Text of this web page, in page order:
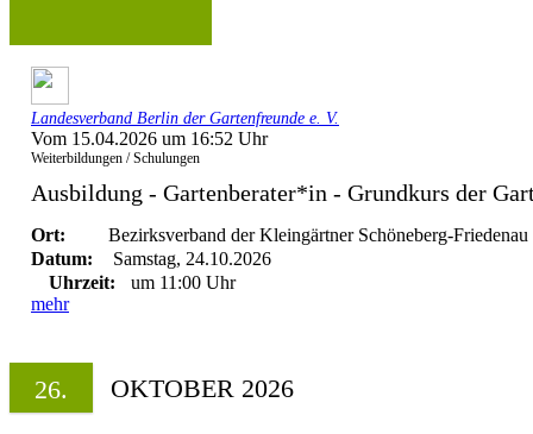
Landesverband Berlin der Gartenfreunde e. V.
Vom 15.04.2026 um 16:52 Uhr
Weiterbildungen / Schulungen
Ausbildung - Gartenberater*in - Grundkurs der
Ort:
Bezirksverband der Kleingärtner Schöneberg-Friedenau
Datum:
Samstag, 24.10.2026
Uhrzeit:
um 11:00 Uhr
mehr
26. OKTOBER 2026